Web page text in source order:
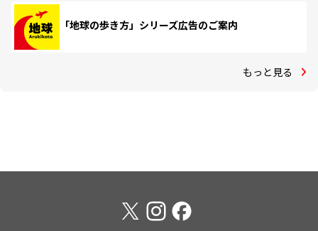
「地球の歩き方」シリーズ広告のご案内
もっと見る